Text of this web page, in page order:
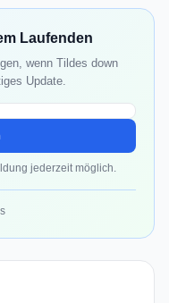
Laufenden
wenn Tildes down
Update.
jederzeit möglich.